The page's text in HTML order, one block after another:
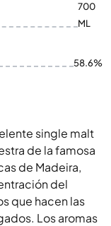
700
ML
58.6%
single malt
de la famosa
de Madeira,
del
que hacen las
Los aromas